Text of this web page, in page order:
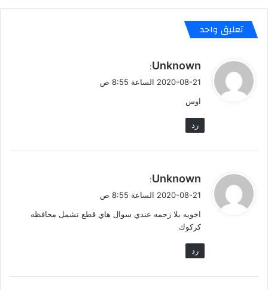
تعليق واحد
ي
ل
Unknown
:
2020-08-21 الساعة 8:55 ص
اوس
رد
ي
ل
Unknown
:
2020-08-21 الساعة 8:55 ص
اخويه بلا زحمه عندي سوال هاي قطع تشمل محافظه
كركوك
رد